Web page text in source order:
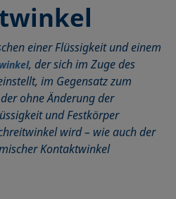
surface free energy, SFE)
einer Flüssigkeit und einem
, der sich im Zuge des
im Gegensatz zum
ohne Änderung der
und Festkörper
wird – wie auch der
Kontaktwinkel